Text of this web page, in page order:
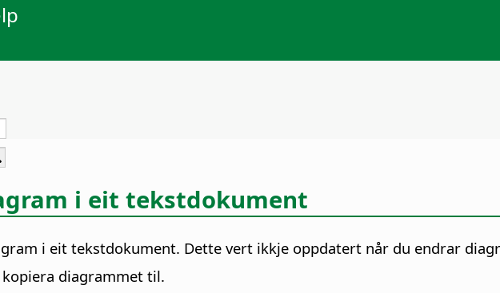
i eit tekstdokument
i eit tekstdokument. Dette vert ikkje oppdatert når du endrar
diagrammet til.